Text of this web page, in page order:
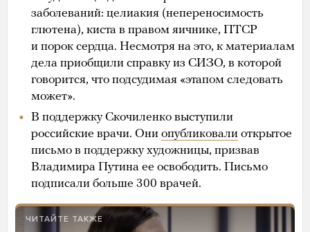
заболеваний: целиакия (непереносимость
глютена), киста в правом яичнике, ПТСР
и порок сердца. Несмотря на это, к материалам
дела приобщили справку из СИЗО, в которой
говорится, что подсудимая «этапом следовать
может».
В поддержку Скочиленко выступили
российские врачи. Они опубликовали открытое
письмо в поддержку художницы, призвав
Владимира Путина ее освободить. Письмо
подписали больше 300 врачей.
ЧИТАЙТЕ ТАКЖЕ